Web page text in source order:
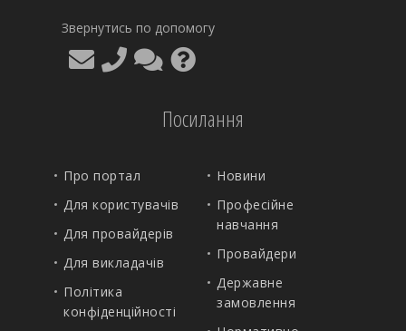
Звернутись по допомогу
Посилання
Про портал
Для користувачів
Для провайдерів
Для викладачів
Політика
конфіденційності
Новини
Професійне
навчання
Провайдери
Державне
замовлення